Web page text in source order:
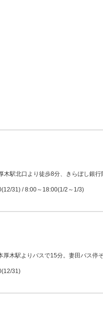
駅北口より徒歩8分、きらぼし銀行
31) / 8:00～18:00(1/2～1/3)
木駅よりバスで15分。妻田バス停そ
31)